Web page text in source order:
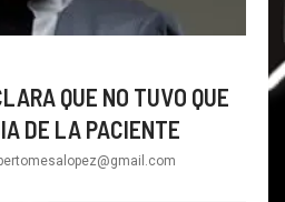
QUE NO TUVO QUE
DE LA PACIENTE